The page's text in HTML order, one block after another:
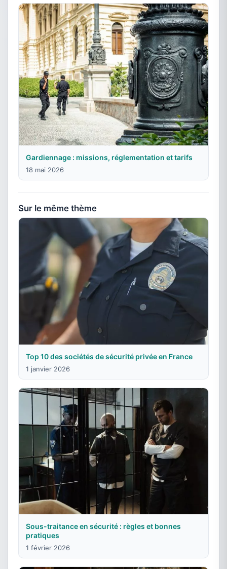
Gardiennage : missions, réglementation et tarifs
18 mai 2026
Sur le même thème
Top 10 des sociétés de sécurité privée en France
1 janvier 2026
Sous-traitance en sécurité : règles et bonnes
pratiques
1 février 2026